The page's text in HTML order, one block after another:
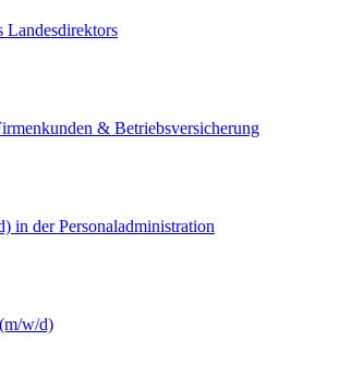
Landesdirektors
& Betriebsversicherung
in der Personaladministration
w/d)